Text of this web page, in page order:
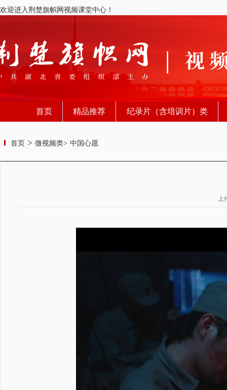
欢迎进入荆楚旗帜网视频课堂中心！
首页 精品推荐 纪录片（含培训片）类
首页 > 微视频类> 中国心愿
上